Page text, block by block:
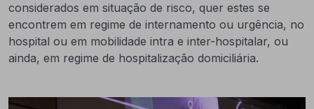
considerados em situação de risco, quer estes se
encontrem em regime de internamento ou urgência, no
hospital ou em mobilidade intra e inter-hospitalar, ou
ainda, em regime de hospitalização domiciliária.